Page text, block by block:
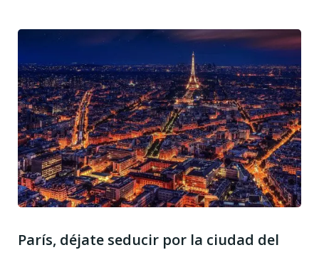
París, déjate seducir por la ciudad del